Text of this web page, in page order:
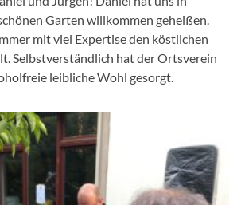
Garten willkommen geheißen.
mit viel Expertise den köstlichen
Selbstverständlich hat der Ortsverein
leibliche Wohl gesorgt.